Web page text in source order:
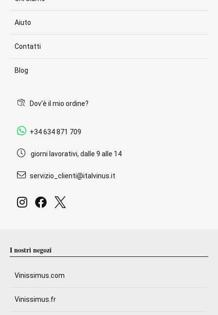
Aiuto
Contatti
Blog
Dov'è il mio ordine?
+34 634 871 709
giorni lavorativi, dalle 9 alle 14
servizio_clienti@italvinus.it
I nostri negozi
Vinissimus.com
Vinissimus.fr